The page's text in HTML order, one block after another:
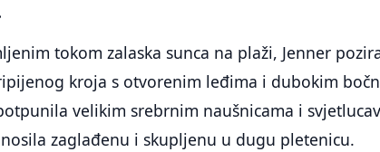
tokom zalaska sunca na plaži, Jenner
kroja s otvorenim leđima i dubokim
velikim srebrnim naušnicama i
zaglađenu i skupljenu u dugu pletenicu.